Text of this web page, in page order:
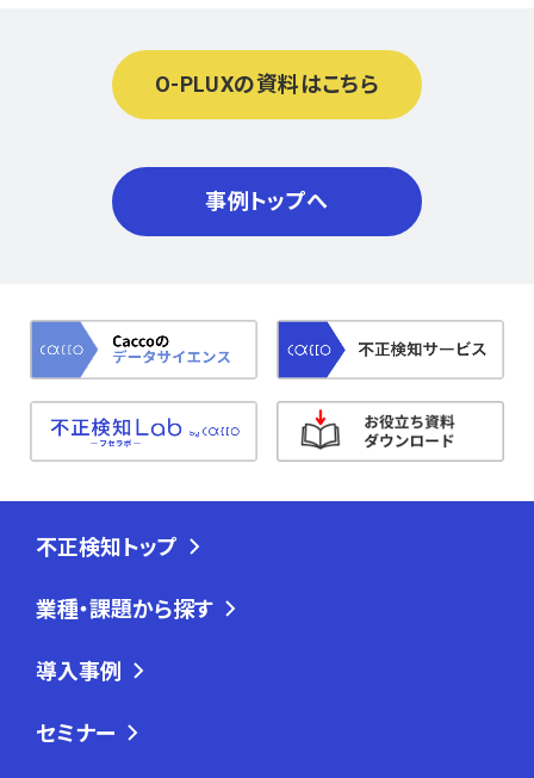
O-PLUXの資料はこちら
事例トップへ
不正検知トップ
業種・課題から探す
導入事例
セミナー